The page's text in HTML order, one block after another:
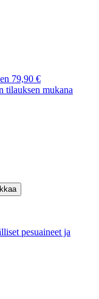
79,90 €
tilauksen mukana
pesuaineet ja